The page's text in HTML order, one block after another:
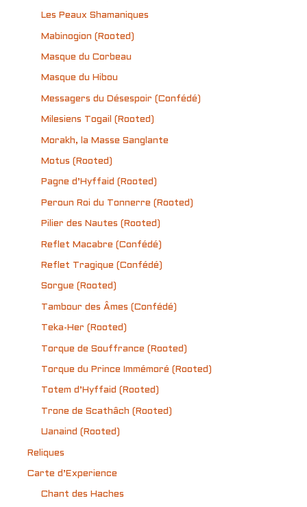
Les Peaux Shamaniques
Mabinogion (Rooted)
Masque du Corbeau
Masque du Hibou
Messagers du Désespoir (Confédé)
Milesiens Togail (Rooted)
Morakh, la Masse Sanglante
Motus (Rooted)
Pagne d’Hyffaid (Rooted)
Peroun Roi du Tonnerre (Rooted)
Pilier des Nautes (Rooted)
Reflet Macabre (Confédé)
Reflet Tragique (Confédé)
Sorgue (Rooted)
Tambour des Âmes (Confédé)
Teka-Her (Rooted)
Torque de Souffrance (Rooted)
Torque du Prince Immémoré (Rooted)
Totem d’Hyffaid (Rooted)
Trone de Scathâch (Rooted)
Uanaind (Rooted)
Reliques
Carte d’Experience
Chant des Haches